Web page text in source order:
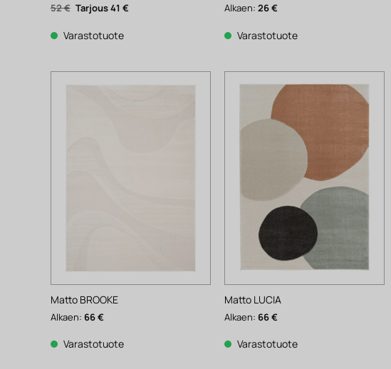
52€ Alkuperäinen
hinta
52 €.
41 €Nykyinen
hinta
Varastotuote
Alkaen:26€
Varastotuote
Matto BROOKE
Alkaen: 66€
Varastotuote
Matto LUCIA
Alkaen: 66€
Varastotuote